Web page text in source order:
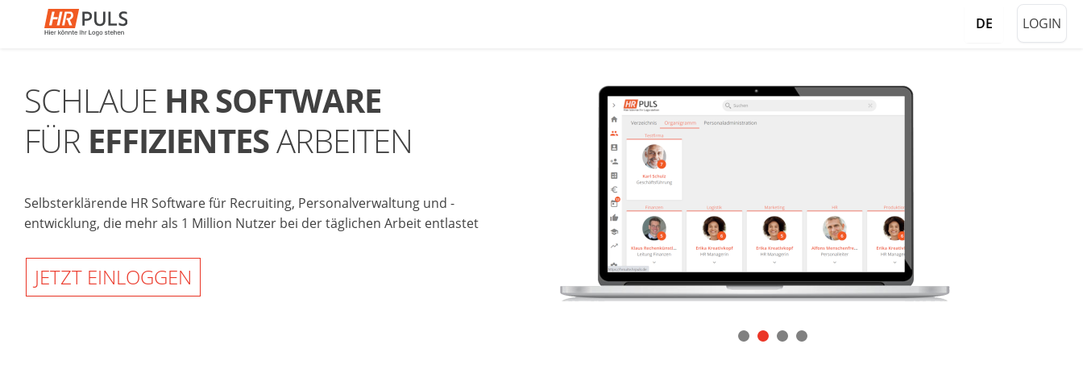
DE LOGIN
SCHLAUE HR SOFTWARE
FÜR EFFIZIENTESARBEITEN
Selbsterklärende HR Software für Recruiting, Personalverwaltung und -
entwicklung, die mehr als 1 Million Nutzer bei der täglichen Arbeit entlastet
JETZT EINLOGGEN